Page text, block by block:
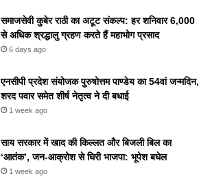
समाजसेवी कुबेर राठी का अटूट संकल्प: हर शनिवार 6,000
से अधिक श्रद्धालु ग्रहण करते हैं महाभोग प्रसाद
6 days ago
एनसीपी प्रदेश संयोजक पुरुषोत्तम पाण्डेय का 54वां जन्मदिन,
शरद पवार समेत शीर्ष नेतृत्व ने दी बधाई
1 week ago
​साय सरकार में खाद की किल्लत और बिजली बिल का
‘आतंक’, जन-आक्रोश से घिरी भाजपा: भूपेश बघेल
1 week ago